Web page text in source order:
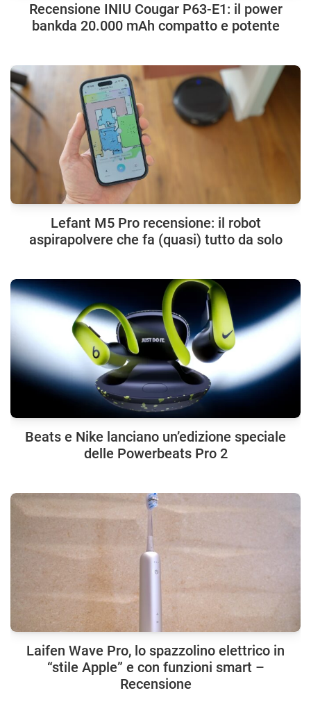
Recensione INIU Cougar P63-E1: il power
bankda 20.000 mAh compatto e potente
Lefant M5 Pro recensione: il robot
aspirapolvere che fa (quasi) tutto da solo
Beats e Nike lanciano un’edizione speciale
delle Powerbeats Pro 2
Laifen Wave Pro, lo spazzolino elettrico in
“stile Apple” e con funzioni smart –
Recensione